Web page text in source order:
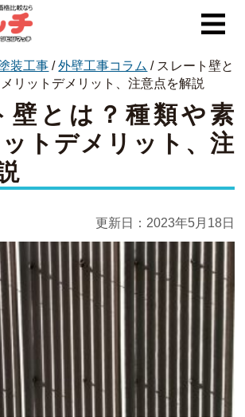
装工事 /外壁工事コラム / スレート壁と
リットデメリット、注意点を解説
壁とは？種類や素
トデメリット、注
更新日： 2023年5月18日